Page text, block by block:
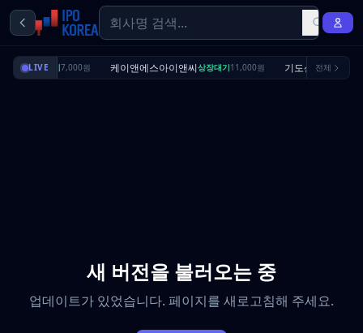
LIVE
셔스상장대기7,000원 케이앤에스아이앤씨상장대기11,000원 기도산업수요예측
전체
새 버전을 불러오는 중
업데이트가 있었습니다. 페이지를 새로고침해 주세요.